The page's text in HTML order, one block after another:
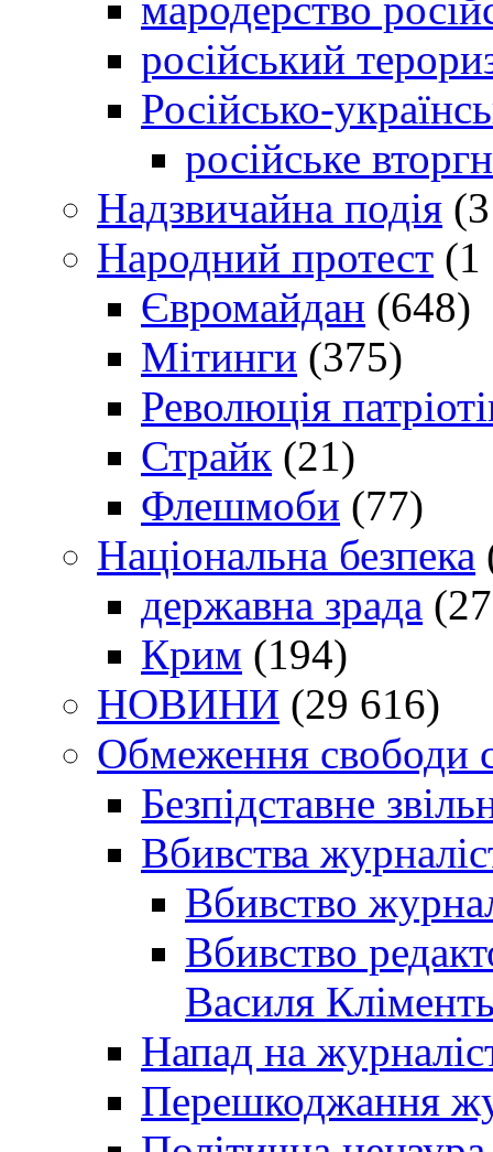
російський
Російсько-
російське
Надзвичайна подія
Народний протест (1
Євромайдан (648)
Мітинги (375)
Революція
Страйк (21)
Флешмоби (77)
Національна безпека
державна зрада
Крим (194)
НОВИНИ (29 616)
Обмеження свободи
Безпідставне
Вбивства
Вбивство
Вбивство
Василя
Напад на
Перешкоджання